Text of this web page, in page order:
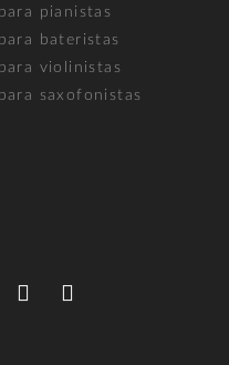
pianistas
bateristas
violinistas
saxofonistas